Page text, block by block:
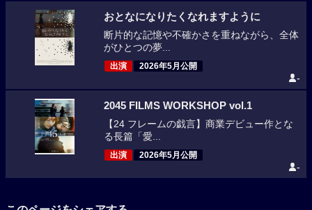
おとなになりたくなれますように
断片的な記憶や不確かさを重ねながら、全体
がひとつの夢...
出演 2026年5月公開
-
2045 FILMS WORKSHOP vol.1
【24 フレームの戯言】商業デビュー作とな
る長篇「愛...
出演 2026年5月公開
-